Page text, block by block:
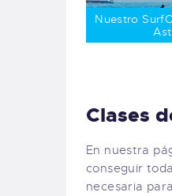
Nuestro
Clases
En nuestra
conseguir
necesaria